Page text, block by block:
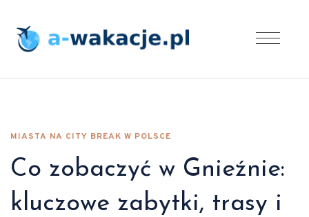
MIASTA NA CITY BREAK W POLSCE
Co zobaczyć w Gnieźnie:
kluczowe zabytki, trasy i